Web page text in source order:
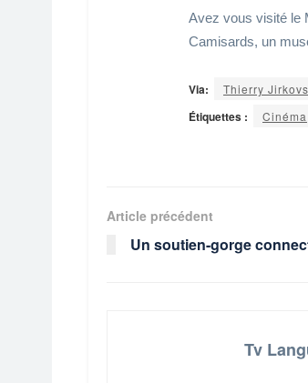
Avez vous visité le
Camisards, un
Via: Thierry
Étiquettes : Cinéma
Article précédent
Un soutien-gorge
Tv